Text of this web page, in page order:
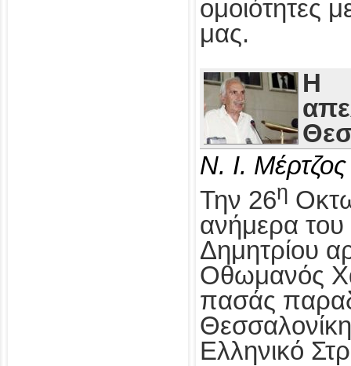
ομοιότητες
μας.
Η
Ν. Ι. Μέρτζος
Την 26η
ανήμερα του
Δημητρίου
Οθωμανός
πασάς
Ελληνικό